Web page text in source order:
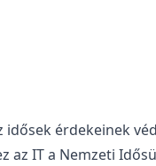
érdekeinek
IT a Nemzeti